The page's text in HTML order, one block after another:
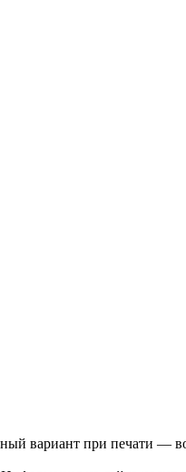
вариант при печати —